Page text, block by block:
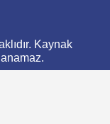
Kaynak